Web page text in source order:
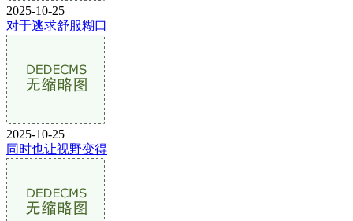
2025-10-25
对于逃求舒服糊口
2025-10-25
同时也让视野变得